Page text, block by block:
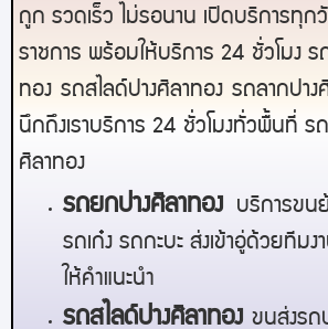
ถูก รวดเร็ว ไม่รอนาน เปิดบริการทุก
ราชการ พร้อมให้บริการ 24 ชั่วโมง ร
ทอง รถสไลด์ปางศิลาทอง รถลากปาง
นึกถึงเราบริการ 24 ชั่วโมงทั่วพื้นที่ ร
ศิลาทอง
รถยกปางศิลาทอง
บริการขน
รถเก๋ง รถกะบะ ส่งเข้าอู่ด้วยที
ให้คำแนะนำ
รถสไลด์ปางศิลาทอง ขนส่งรถ